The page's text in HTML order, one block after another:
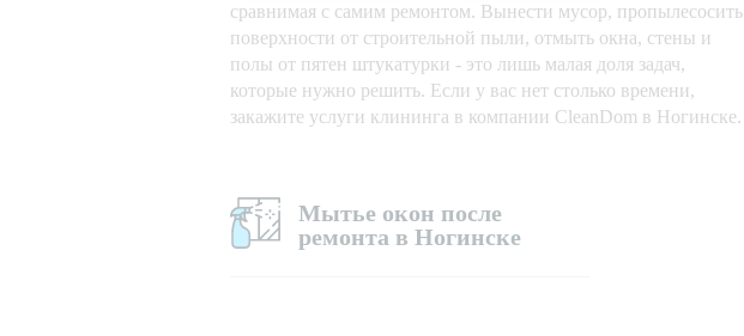
сравнимая с самим ремонтом. Вынести мусор, пропылесосить
поверхности от строительной пыли, отмыть окна, стены и
полы от пятен штукатурки - это лишь малая доля задач,
которые нужно решить. Если у вас нет столько времени,
закажите услуги клининга в компании CleanDom в Ногинске.
Мытье окон после
ремонта в Ногинске